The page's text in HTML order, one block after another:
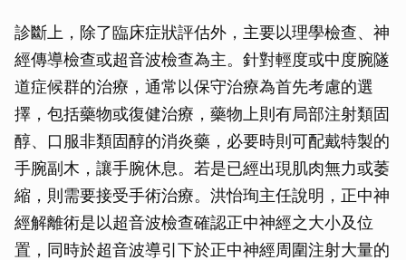
診斷上，除了臨床症狀評估外，主要以理學檢查、神
經傳導檢查或超音波檢查為主。針對輕度或中度腕隧
道症候群的治療，通常以保守治療為首先考慮的選
擇，包括藥物或復健治療，藥物上則有局部注射類固
醇、口服非類固醇的消炎藥，必要時則可配戴特製的
手腕副木，讓手腕休息。若是已經出現肌肉無力或萎
縮，則需要接受手術治療。洪怡珣主任說明，正中神
經解離術是以超音波檢查確認正中神經之大小及位
置，同時於超音波導引下於正中神經周圍注射大量的